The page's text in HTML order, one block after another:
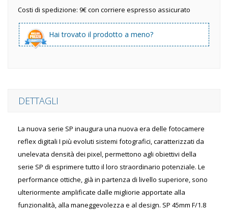
Costi di spedizione: 9€ con corriere espresso assicurato
Hai trovato il prodotto a meno?
DETTAGLI
La nuova serie SP inaugura una nuova era delle fotocamere
reflex digitali I più evoluti sistemi fotografici, caratterizzati da
unelevata densità dei pixel, permettono agli obiettivi della
serie SP di esprimere tutto il loro straordinario potenziale. Le
performance ottiche, già in partenza di livello superiore, sono
ulteriormente amplificate dalle migliorie apportate alla
funzionalità, alla maneggevolezza e al design. SP 45mm F/1.8